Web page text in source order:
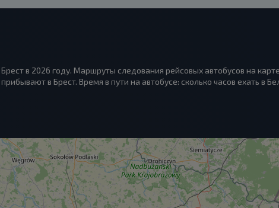
в 2026 году. Маршруты следования рейсовых автобусов на
в Брест. Время в пути на автобусе: сколько часов ехать в